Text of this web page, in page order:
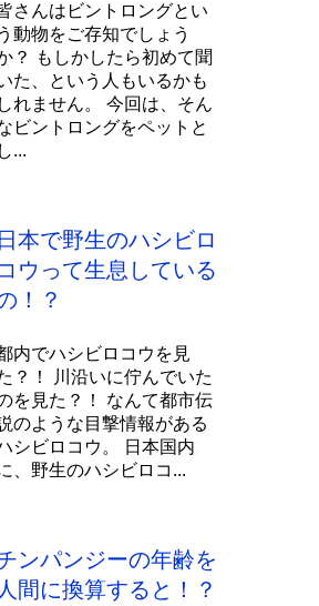
さんはビントロングとい
う動物をご存知でしょう
？ もしかしたら初めて聞
た、という人もいるかも
しれません。 今回は、そん
ビントロングをペットと
し...
日本で野生のハシビロ
コウって生息している
！？
内でハシビロコウを見
？！ 川沿いに佇んでいた
を見た？！ なんて都市伝
のような目撃情報がある
シビロコウ。 日本国内
、野生のハシビロコ...
ンパンジーの年齢を
人間に換算すると！？